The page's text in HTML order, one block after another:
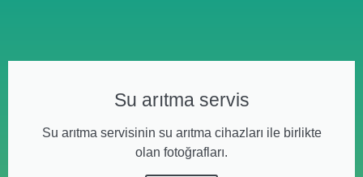
Su arıtma servis
Su arıtma servisinin su arıtma cihazları ile birlikte
olan fotoğrafları.